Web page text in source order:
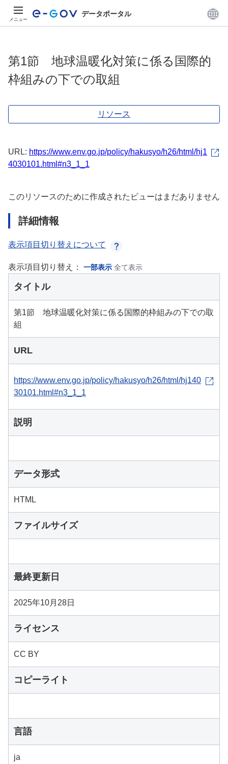
メニュー
データポータル
第1節 地球温暖化対策に係る国際的
枠組みの下での取組
リソース
URL: https://www.env.go.jp/policy/hakusyo/h26/html/hj1
4030101.html#n3_1_1
このリソースのために作成されたビューはまだありません
詳細情報
表示項目切り替えについて
表示項目切り替え： 一部表示 全て表示
タイトル
第1節 地球温暖化対策に係る国際的枠組みの下での取
組
URL
https://www.env.go.jp/policy/hakusyo/h26/html/hj140
30101.html#n3_1_1
説明
データ形式
HTML
ファイルサイズ
最終更新日
2025年10月28日
ライセンス
CC BY
コピーライト
言語
ja